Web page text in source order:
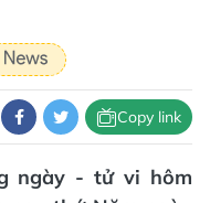
Copy link
ngày - tử vi hôm